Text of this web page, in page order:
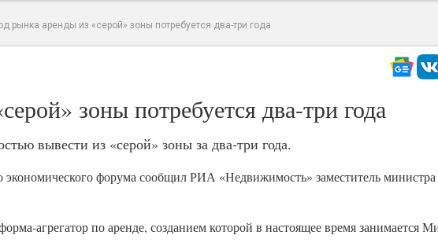
рынка аренды из «серой» зоны потребуется два-три года
зоны потребуется два-три года
вывести из «серой» зоны за два-три года.
экономического форума сообщил РИА «Недвижимость» заместитель министра
агрегатор по аренде, созданием которой в настоящее время занимается